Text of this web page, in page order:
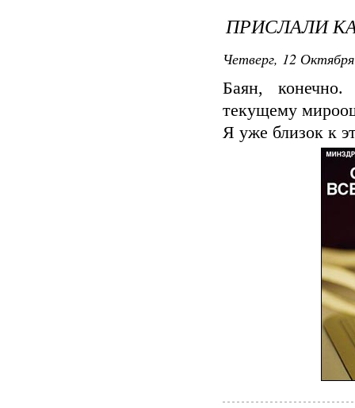
ПРИСЛАЛИ
Четверг, 12
Баян,
текущему
Я уже близок к